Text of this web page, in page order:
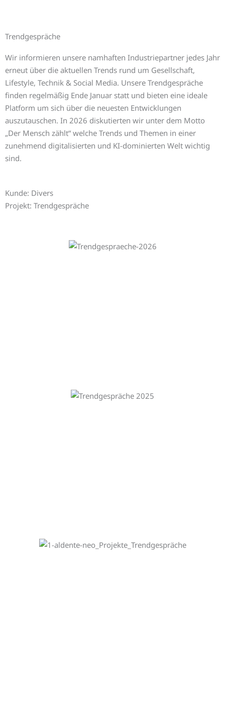
springen
Trendgespräche
Wir informieren unsere namhaften Industriepartner jedes Jahr
erneut über die aktuellen Trends rund um Gesellschaft,
Lifestyle, Technik & Social Media. Unsere Trendgespräche
finden regelmäßig Ende Januar statt und bieten eine ideale
Platform um sich über die neuesten Entwicklungen
auszutauschen. In 2026 diskutierten wir unter dem Motto
„Der Mensch zählt“ welche Trends und Themen in einer
zunehmend digitalisierten und KI-dominierten Welt wichtig
sind.
Kunde: Divers
Projekt: Trendgespräche